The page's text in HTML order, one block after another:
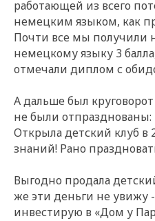
работающей из всего
немецким языком, как
Почти все мы получили
немецкому языку 3
отмечали диплом с
А дальше был
не были отпразднованы:
Открыла детский клуб в
знаний! Рано
Выгодно продала
же эти деньги не увижу
инвестирую в «Дом у